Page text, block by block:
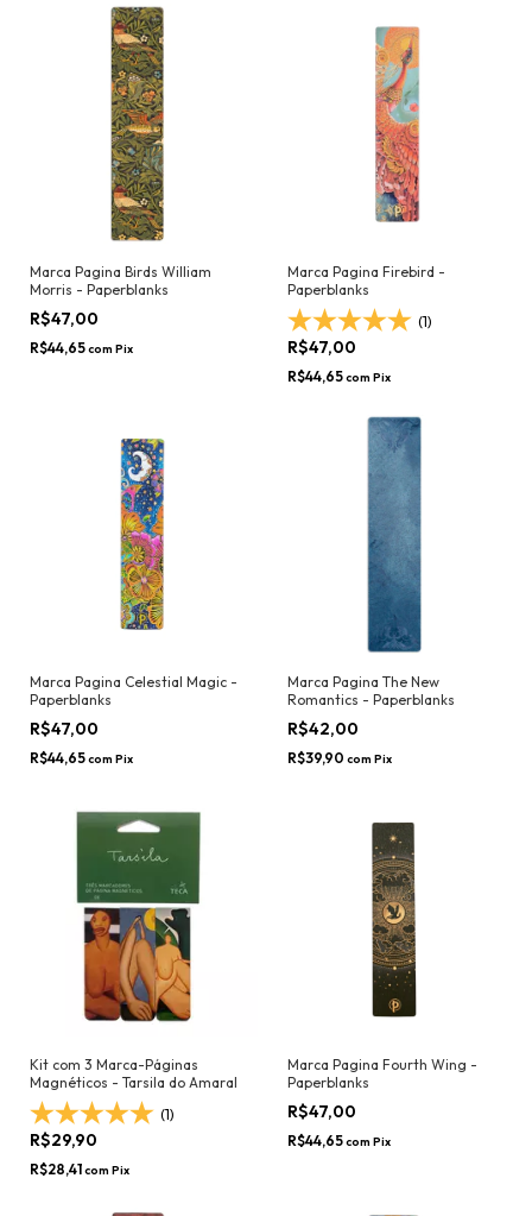
Marca Pagina Birds William
Morris - Paperblanks
R$47,00
R$44,65com Pix
Marca Pagina Firebird -
Paperblanks
(1)
R$47,00
R$44,65com Pix
Marca Pagina Celestial Magic -
Paperblanks
R$47,00
R$44,65com Pix
Marca Pagina The New
Romantics - Paperblanks
R$42,00
R$39,90 com Pix
Kit com 3 Marca-Páginas
Magnéticos - Tarsila do Amaral
(1)
R$29,90
R$28,41com Pix
Marca Pagina Fourth Wing -
Paperblanks
R$47,00
R$44,65com Pix